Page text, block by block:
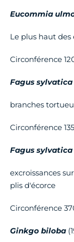
Eucommia
Le plus haut
Circonférence
Fagus sylvatica
branches
Circonférence
Fagus sylvatica
excroissances
plis d'écorce
Circonférence
Ginkgo biloba